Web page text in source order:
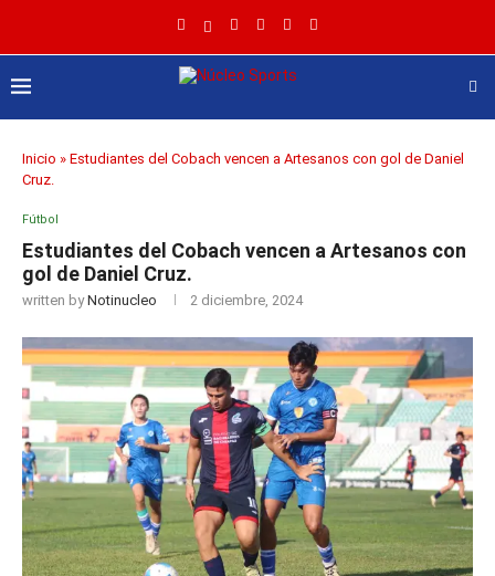
Inicio » Estudiantes del Cobach vencen a Artesanos con gol de Daniel
Cruz.
Fútbol
Estudiantes del Cobach vencen a Artesanos con
gol de Daniel Cruz.
written byNotinucleo 2 diciembre, 2024